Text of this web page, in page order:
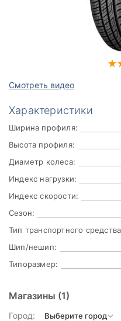
Смотреть видео
Характеристики
Ширина профиля:
Высота профиля:
Диаметр колеса:
Индекс нагрузки:
Индекс скорости:
Сезон:
Тип транспортного
Шип/нешип:
Типоразмер:
Магазины (1)
Город: